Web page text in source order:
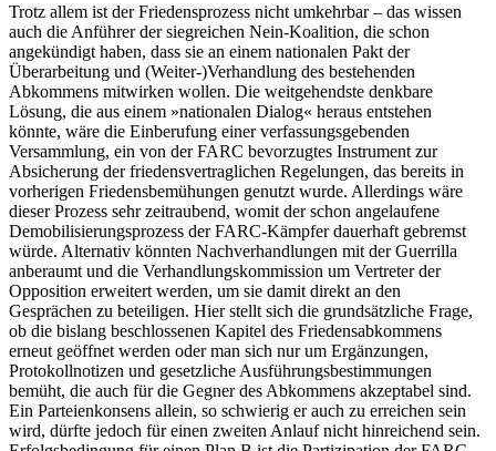
Trotz allem ist der Friedensprozess nicht umkehrbar – das wissen
auch die Anführer der siegreichen Nein-Koalition, die schon
angekündigt haben, dass sie an einem nationalen Pakt der
Überarbeitung und (Weiter-)Verhandlung des bestehenden
Abkommens mitwirken wollen. Die weitgehendste denkbare
Lösung, die aus einem »nationalen Dialog« heraus entstehen
könnte, wäre die Einberufung einer verfassungsgebenden
Versammlung, ein von der FARC bevorzugtes Instrument zur
Absicherung der friedensvertraglichen Regelungen, das bereits in
vorherigen Friedensbemühungen genutzt wurde. Allerdings wäre
dieser Prozess sehr zeitraubend, womit der schon angelaufene
Demobilisierungsprozess der FARC-Kämpfer dauerhaft gebremst
würde. Alternativ könnten Nachverhandlungen mit der Guerrilla
anberaumt und die Verhandlungskommission um Vertreter der
Opposition erweitert werden, um sie damit direkt an den
Gesprächen zu beteiligen. Hier stellt sich die grundsätzliche Frage,
ob die bislang beschlossenen Kapitel des Friedensabkommens
erneut geöffnet werden oder man sich nur um Ergänzungen,
Protokollnotizen und gesetzliche Ausführungsbestimmungen
bemüht, die auch für die Gegner des Abkommens akzeptabel sind.
Ein Parteienkonsens allein, so schwierig er auch zu erreichen sein
wird, dürfte jedoch für einen zweiten Anlauf nicht hinreichend sein.